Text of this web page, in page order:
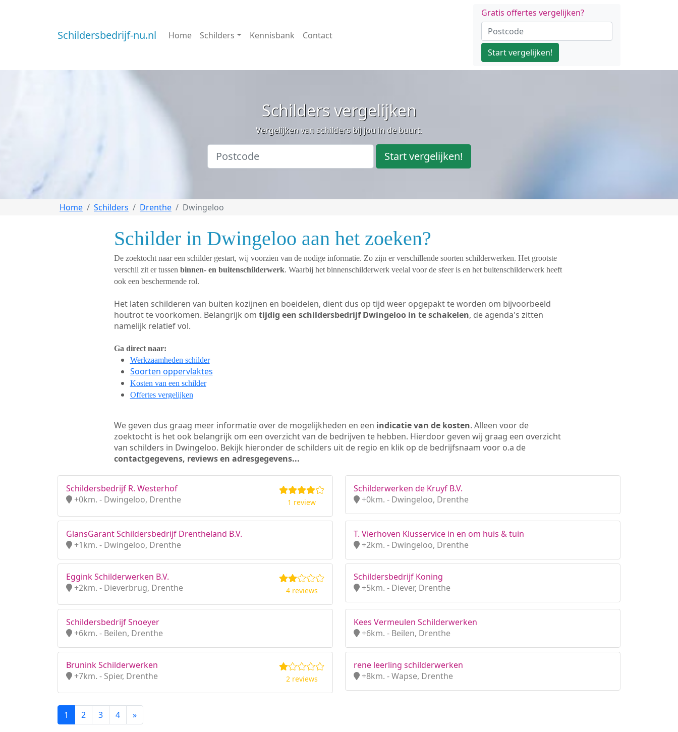
Schildersbedrijf-nu.nl Home Schilders Kennisbank Contact
Gratis offertes vergelijken?
Start vergelijken!
Schilders vergelijken
Vergelijken van schilders bij jou in de buurt.
Start vergelijken!
Home Schilders Drenthe Dwingeloo
Schilder in Dwingeloo aan het zoeken?
De zoektocht naar een schilder gestart, wij voorzien van de nodige informatie. Zo zijn er verschillende soorten schilderwerken. Het grootste
verschil zit er tussen binnen- en buitenschilderwerk. Waarbij het binnenschilderwerk veelal voor de sfeer is en het buitenschilderwerk heeft
ook een beschermende rol.
Het laten schilderen van buiten kozijnen en boeidelen, dient dus op tijd weer opgepakt te worden om bijvoorbeeld
houtrot te voorkomen. Belangrijk om tijdig een schildersbedrijf Dwingeloo in te schakelen, de agenda's zitten
namelijk relatief vol.
Ga direct naar:
Werkzaamheden schilder
Soorten oppervlaktes
Kosten van een schilder
Offertes vergelijken
We geven dus graag meer informatie over de mogelijkheden en een indicatie van de kosten. Alleen voor de
zoektocht is het ook belangrijk om een overzicht van de bedrijven te hebben. Hierdoor geven wij graag een overzicht
van schilders in Dwingeloo. Bekijk hieronder de schilders uit de regio en klik op de bedrijfsnaam voor o.a de
contactgegevens, reviews en adresgegevens...
Schildersbedrijf R. Westerhof
+0km. - Dwingeloo, Drenthe
1 review
Schilderwerken de Kruyf B.V.
+0km. - Dwingeloo, Drenthe
GlansGarant Schildersbedrijf Drentheland B.V.
+1km. - Dwingeloo, Drenthe
T. Vierhoven Klusservice in en om huis & tuin
+2km. - Dwingeloo, Drenthe
Eggink Schilderwerken B.V.
+2km. - Dieverbrug, Drenthe
4 reviews
Schildersbedrijf Koning
+5km. - Diever, Drenthe
Schildersbedrijf Snoeyer
+6km. - Beilen, Drenthe
Kees Vermeulen Schilderwerken
+6km. - Beilen, Drenthe
Brunink Schilderwerken
+7km. - Spier, Drenthe
2 reviews
rene leerling schilderwerken
+8km. - Wapse, Drenthe
1 2 3 4 »